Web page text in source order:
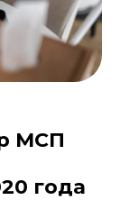
МСП
года